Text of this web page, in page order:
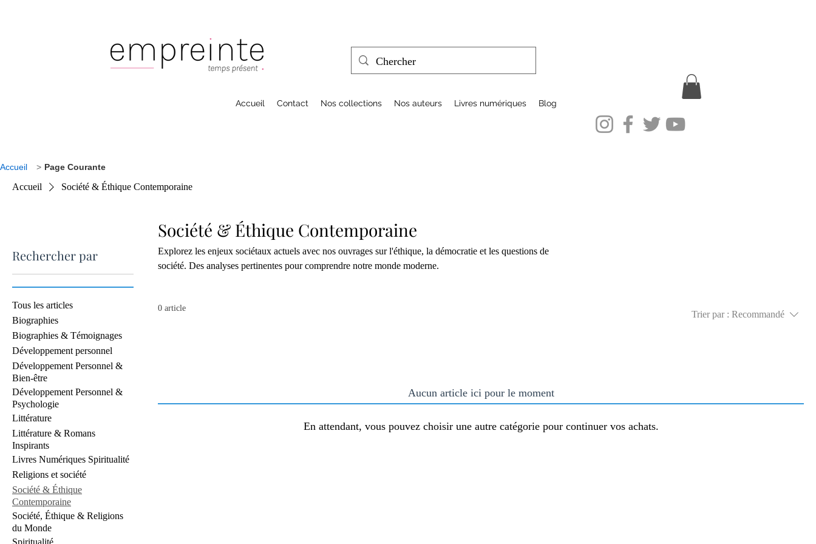
Accueil Contact Nos collections Nos auteurs Livres numériques Blog
Accueil > Page Courante
Accueil Société & Éthique Contemporaine
Rechercher par
Tous les articles
Biographies
Biographies & Témoignages
Développement personnel
Développement Personnel &
Bien-être
Développement Personnel &
Psychologie
Littérature
Littérature & Romans
Inspirants
Livres Numériques Spiritualité
Religions et société
Société & Éthique
Contemporaine
Société, Éthique & Religions
du Monde
Société & Éthique Contemporaine
Explorez les enjeux sociétaux actuels avec nos ouvrages sur l'éthique, la démocratie et les questions de
société. Des analyses pertinentes pour comprendre notre monde moderne.
0 article
Trier par : Recommandé
Aucun article ici pour le moment
En attendant, vous pouvez choisir une autre catégorie pour continuer vos achats.